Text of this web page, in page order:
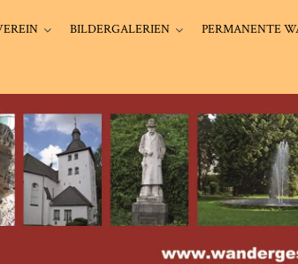
BILDERGALERIEN PERMANENTE